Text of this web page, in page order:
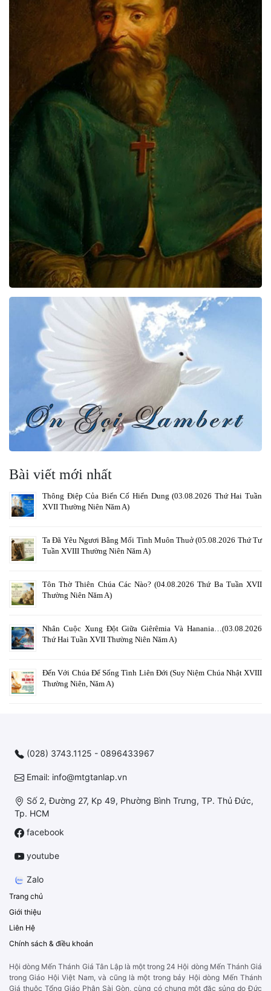
Bài viết mới nhất
Thông Điệp Của Biến Cố Hiển Dung (03.08.2026 Thứ Hai Tuần
XVII Thường Niên Năm A)
Ta Đã Yêu Ngươi Bằng Mối Tình Muôn Thuở (05.08.2026 Thứ Tư
Tuần XVIII Thường Niên Năm A)
Tôn Thờ Thiên Chúa Các Nào? (04.08.2026 Thứ Ba Tuần XVII
Thường Niên Năm A)
Nhân Cuộc Xung Đột Giữa Giêrêmia Và Hanania…(03.08.2026
Thứ Hai Tuần XVII Thường Niên Năm A)
Đến Với Chúa Để Sống Tình Liên Đới (Suy Niệm Chúa Nhật XVIII
Thường Niên, Năm A)
(028) 3743.1125 - 0896433967
Email: info@mtgtanlap.vn
Số 2, Đường 27, Kp 49, Phường Bình Trưng, TP. Thủ Đức,
Tp. HCM
facebook
youtube
Zalo
Trang chủ
Giới thiệu
Liên Hệ
Chính sách & điều khoản
Hội dòng Mến Thánh Giá Tân Lập là một trong 24 Hội dòng Mến Thánh Giá
trong Giáo Hội Việt Nam, và cũng là một trong bảy Hội dòng Mến Thánh
Giá thuộc Tổng Giáo Phận Sài Gòn, cùng có chung một đặc sủng do Đức